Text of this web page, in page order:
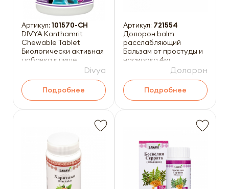
Артикул: 101570-CH
DIVYA Kanthamrit
Chewable Tablet
Биологически активная
добавка к пище
Divya
Подробнее
Артикул: 721554
Долорон balm
расслабляющий
Бальзам от простуды и
насморка 4мг
Долорон
Подробнее